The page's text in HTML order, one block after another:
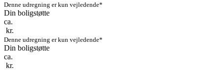
Denne udregning er kun vejledende*
Din boligstøtte
ca.
kr.
Denne udregning er kun vejledende*
Din boligstøtte
ca.
kr.